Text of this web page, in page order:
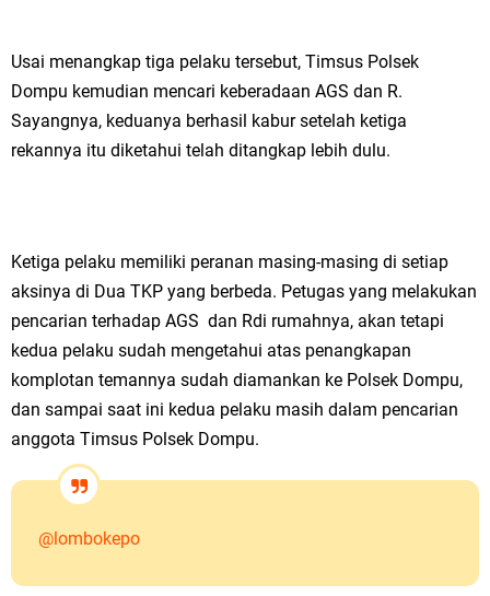
Usai menangkap tiga pelaku tersebut, Timsus Polsek
Dompu kemudian mencari keberadaan AGS dan R.
Sayangnya, keduanya berhasil kabur setelah ketiga
rekannya itu diketahui telah ditangkap lebih dulu.
Ketiga pelaku memiliki peranan masing-masing di setiap
aksinya di Dua TKP yang berbeda. Petugas yang melakukan
pencarian terhadap AGS dan Rdi rumahnya, akan tetapi
kedua pelaku sudah mengetahui atas penangkapan
komplotan temannya sudah diamankan ke Polsek Dompu,
dan sampai saat ini kedua pelaku masih dalam pencarian
anggota Timsus Polsek Dompu.
@lombokepo